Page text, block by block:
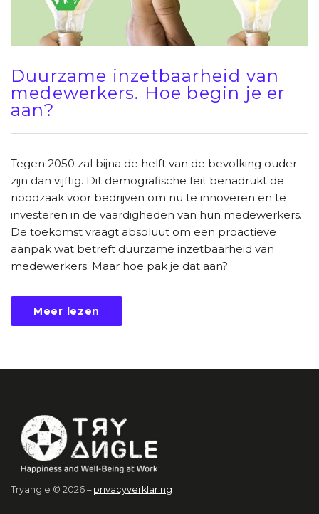
Duurzame inzetbaarheid van
medewerkers. Hoe begin je er
aan?
Tegen 2050 zal bijna de helft van de bevolking ouder
zijn dan vijftig. Dit demografische feit benadrukt de
noodzaak voor bedrijven om nu te innoveren en te
investeren in de vaardigheden van hun medewerkers.
De toekomst vraagt absoluut om een proactieve
aanpak wat betreft duurzame inzetbaarheid van
medewerkers. Maar hoe pak je dat aan?
Meer lezen
Tryangle © 2026 – privacyverklaring